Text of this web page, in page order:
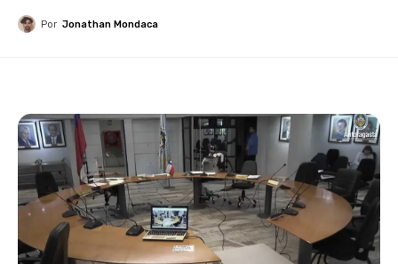
Por Jonathan Mondaca